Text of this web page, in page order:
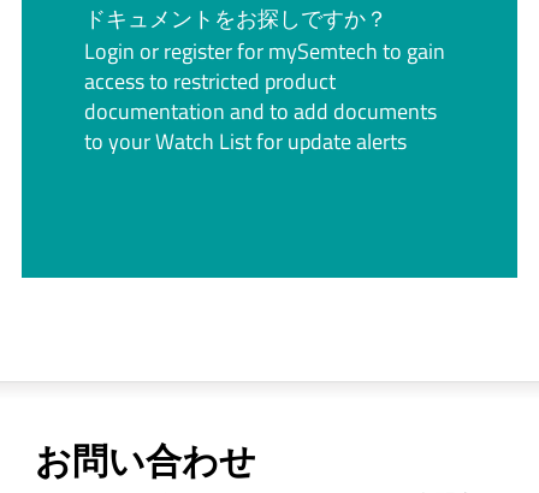
ドキュメントをお探しですか？
Login or register for mySemtech to gain
access to restricted product
documentation and to add documents
to your Watch List for update alerts
お問い合わせ